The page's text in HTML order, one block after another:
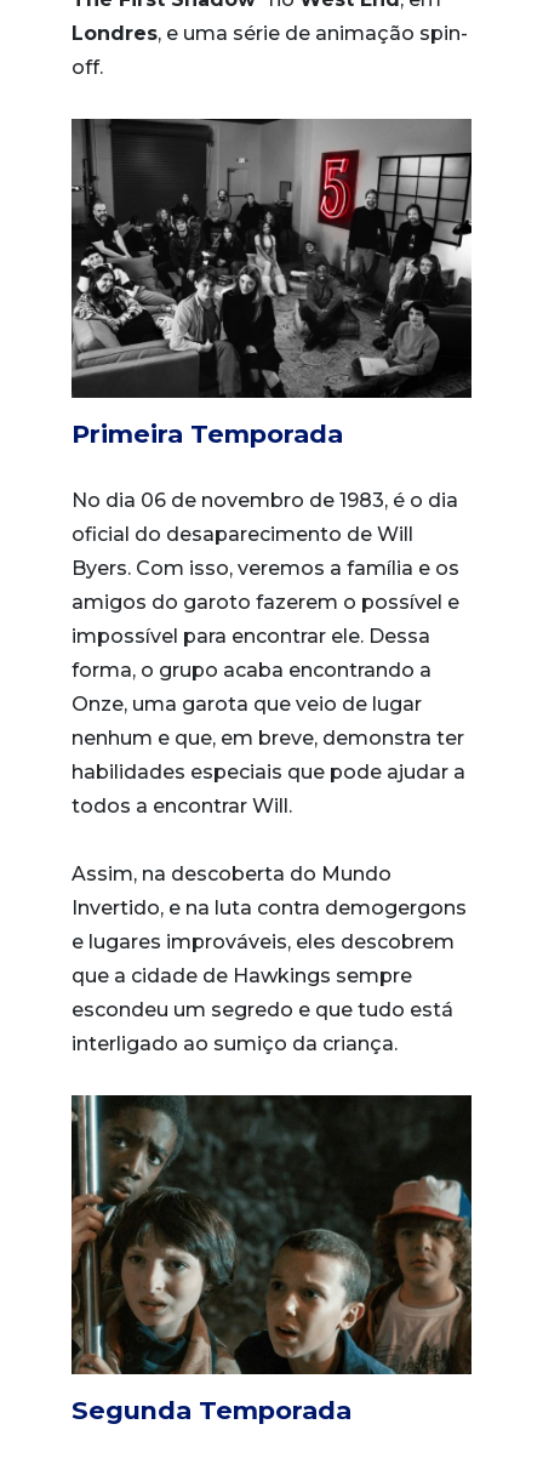
Londres, e uma série de animação spin-
off.
Primeira Temporada
No dia 06 de novembro de 1983, é o dia
oficial do desaparecimento de Will
Byers. Com isso, veremos a família e os
amigos do garoto fazerem o possível e
impossível para encontrar ele. Dessa
forma, o grupo acaba encontrando a
Onze, uma garota que veio de lugar
nenhum e que, em breve, demonstra ter
habilidades especiais que pode ajudar a
todos a encontrar Will.
Assim, na descoberta do Mundo
Invertido, e na luta contra demogergons
e lugares improváveis, eles descobrem
que a cidade de Hawkings sempre
escondeu um segredo e que tudo está
interligado ao sumiço da criança.
Segunda Temporada